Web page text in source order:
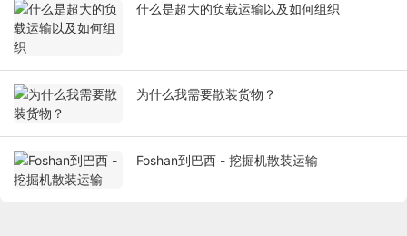
什么是超大的负载运输以及如何组织
为什么我需要散装货物？
Foshan到巴西 - 挖掘机散装运输